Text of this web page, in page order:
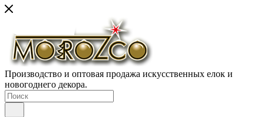
Производство и оптовая продажа искусственных елок и
новогоднего декора.